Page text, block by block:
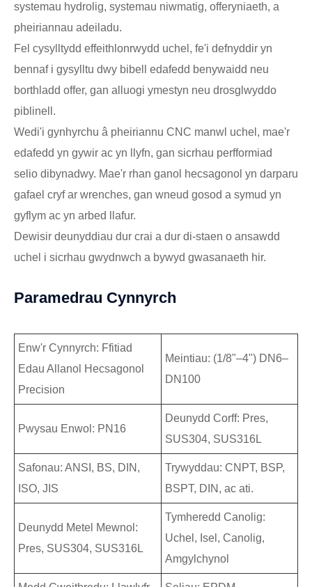
systemau hydrolig, systemau niwmatig, offeryniaeth, a
pheiriannau adeiladu.
Fel cysylltydd effeithlonrwydd uchel, fe'i defnyddir yn
bennaf i gysylltu dwy bibell edafedd benywaidd neu
borthladd offer, gan alluogi ymestyn neu drosglwyddo
piblinell.
Wedi'i gynhyrchu â pheiriannu CNC manwl uchel, mae'r
edafedd yn gywir ac yn llyfn, gan sicrhau perfformiad
selio dibynadwy. Mae'r rhan ganol hecsagonol yn darparu
gafael cryf ar wrenches, gan wneud gosod a symud yn
gyflym ac yn arbed llafur.
Dewisir deunyddiau dur crai a dur di-staen o ansawdd
uchel i sicrhau gwydnwch a bywyd gwasanaeth hir.
Paramedrau Cynnyrch
Enw'r Cynnyrch: Ffitiad
Edau Allanol Hecsagonol
Precision
Meintiau: (1/8"–4") DN6–
DN100
Pwysau Enwol: PN16
Deunydd Corff: Pres,
SUS304, SUS316L
Safonau: ANSI, BS, DIN,
ISO, JIS
Trywyddau: CNPT, BSP,
BSPT, DIN, ac ati.
Deunydd Metel Mewnol:
Pres, SUS304, SUS316L
Tymheredd Canolig:
Uchel, Isel, Canolig,
Amgylchynol